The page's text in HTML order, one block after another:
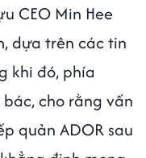
CEO Min Hee
dựa trên các tin
khi đó, phía
cho rằng vấn
quản ADOR sau